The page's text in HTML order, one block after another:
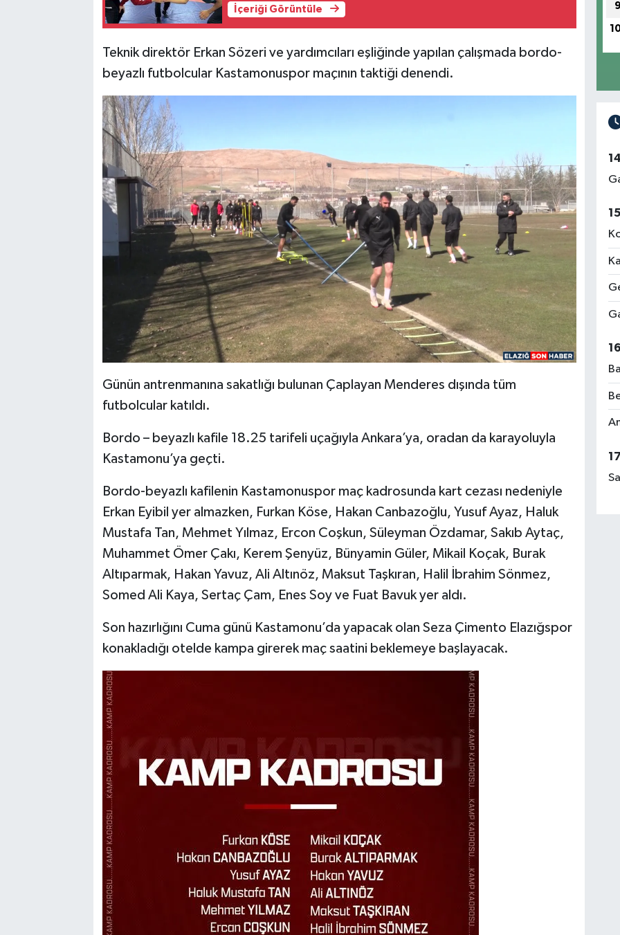
İçeriği Görüntüle
Teknik direktör Erkan Sözeri ve yardımcıları eşliğinde yapılan çalışmada bordo-
beyazlı futbolcular Kastamonuspor maçının taktiği denendi.
Günün antrenmanına sakatlığı bulunan Çaplayan Menderes dışında tüm
futbolcular katıldı.
Bordo – beyazlı kafile 18.25 tarifeli uçağıyla Ankara’ya, oradan da karayoluyla
Kastamonu’ya geçti.
Bordo-beyazlı kafilenin Kastamonuspor maç kadrosunda kart cezası nedeniyle
Erkan Eyibil yer almazken, Furkan Köse, Hakan Canbazoğlu, Yusuf Ayaz, Haluk
Mustafa Tan, Mehmet Yılmaz, Ercon Coşkun, Süleyman Özdamar, Sakıb Aytaç,
Muhammet Ömer Çakı, Kerem Şenyüz, Bünyamin Güler, Mikail Koçak, Burak
Altıparmak, Hakan Yavuz, Ali Altınöz, Maksut Taşkıran, Halil İbrahim Sönmez,
Somed Ali Kaya, Sertaç Çam, Enes Soy ve Fuat Bavuk yer aldı.
Son hazırlığını Cuma günü Kastamonu’da yapacak olan Seza Çimento Elazığspor
konakladığı otelde kampa girerek maç saatini beklemeye başlayacak.
9